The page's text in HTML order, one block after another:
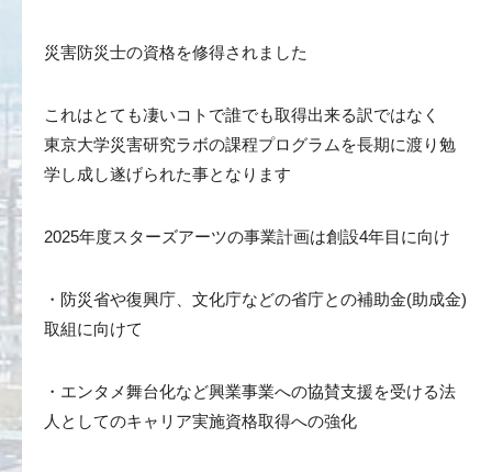
災害防災士の資格を修得されました
これはとても凄いコトで誰でも取得出来る訳ではなく
東京大学災害研究ラボの課程プログラムを長期に渡り勉
学し成し遂げられた事となります
2025年度スターズアーツの事業計画は創設4年目に向け
・防災省や復興庁、文化庁などの省庁との補助金(助成金)
取組に向けて
・エンタメ舞台化など興業事業への協賛支援を受ける法
人としてのキャリア実施資格取得への強化